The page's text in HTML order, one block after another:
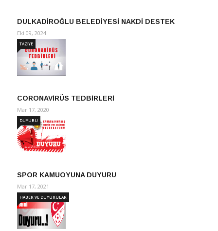
DULKADİROĞLU BELEDİYESİ NAKDİ DESTEK
Eki 09, 2024
CORONAVİRÜS TEDBİRLERİ
TAZİYE
Mar 17, 2020
SPOR KAMUOYUNA DUYURU
DUYURU
Mar 17, 2021
HABER VE DUYURULAR